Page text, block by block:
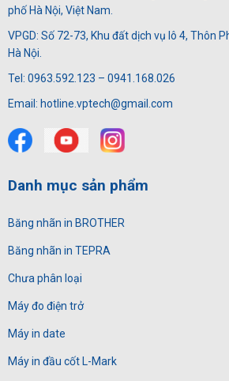
phố Hà Nội, Việt Nam.
VPGD: Số 72-73, Khu đất dịch vụ lô 4, Thôn
Hà Nội.
Tel: 0963.592.123 – 0941.168.026
Email: hotline.vptech@gmail.com
Danh mục sản phẩm
Băng nhãn in BROTHER
Băng nhãn in TEPRA
Chưa phân loại
Máy đo điện trở
Máy in date
Máy in đầu cốt L-Mark